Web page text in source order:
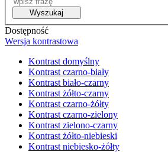
Wyszukaj
Dostępność
Wersja kontrastowa
Kontrast domyślny
Kontrast czarno-biały
Kontrast biało-czarny
Kontrast żółto-czarny
Kontrast czarno-żółty
Kontrast czarno-zielony
Kontrast zielono-czarny
Kontrast żółto-niebieski
Kontrast niebiesko-żółty